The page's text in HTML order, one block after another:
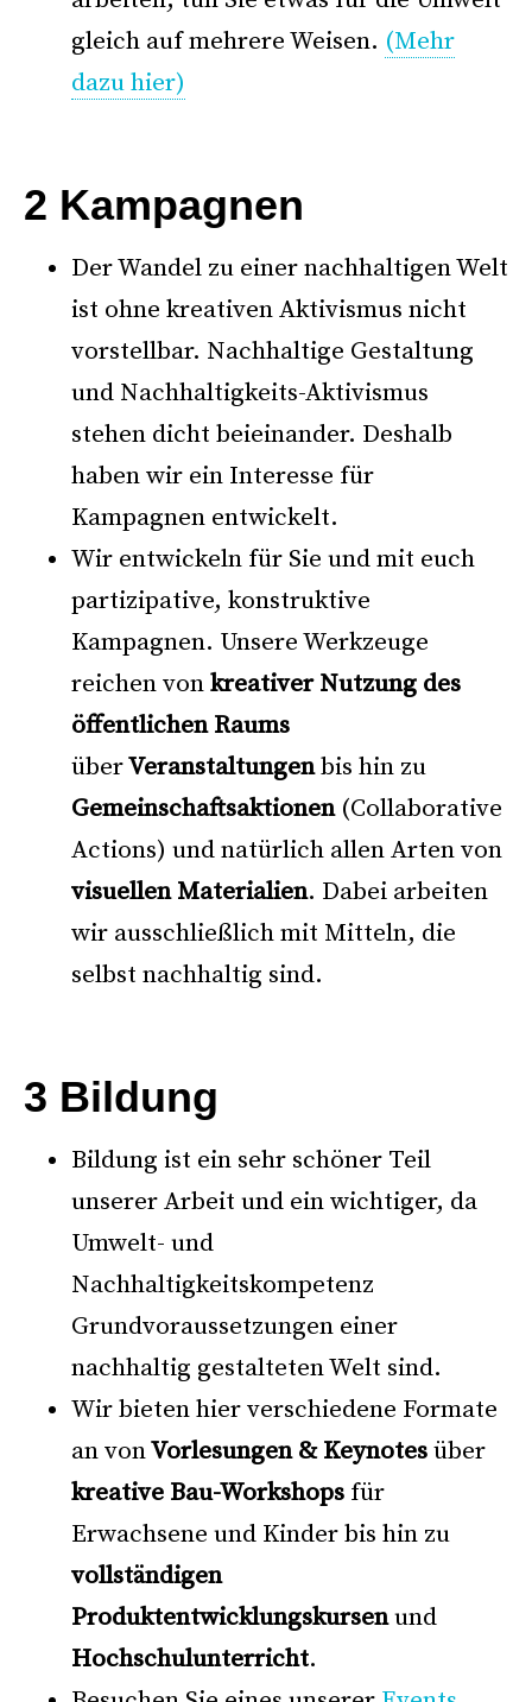
gleich auf mehrere Weisen. (Mehr
dazu hier)
2 Kampagnen
Der Wandel zu einer nachhaltigen Welt
ist ohne kreativen Aktivismus nicht
vorstellbar. Nachhaltige Gestaltung
und Nachhaltigkeits-Aktivismus
stehen dicht beieinander. Deshalb
haben wir ein Interesse für
Kampagnen entwickelt.
Wir entwickeln für Sie und mit euch
partizipative, konstruktive
Kampagnen. Unsere Werkzeuge
reichen vonkreativer Nutzung des
öffentlichen Raums
überVeranstaltungenbis hin zu
Gemeinschaftsaktionen (Collaborative
Actions) und natürlich allen Arten von
visuellen Materialien. Dabei arbeiten
wir ausschließlich mit Mitteln, die
selbst nachhaltig sind.
3 Bildung
Bildung ist ein sehr schöner Teil
unserer Arbeit und ein wichtiger, da
Umwelt- und
Nachhaltigkeitskompetenz
Grundvoraussetzungen einer
nachhaltig gestalteten Welt sind.
Wir bieten hier verschiedene Formate
an vonVorlesungen & Keynotesüber
kreative Bau-Workshops für
Erwachsene und Kinder bis hin zu
vollständigen
Produktentwicklungskursenund
Hochschulunterricht.